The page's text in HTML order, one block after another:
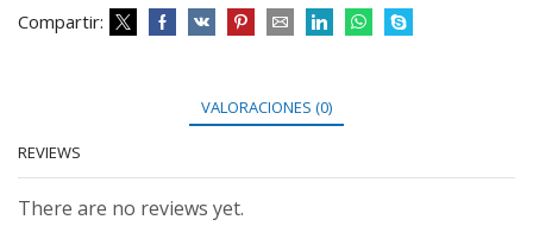
Compartir:
VALORACIONES (0)
REVIEWS
There are no reviews yet.